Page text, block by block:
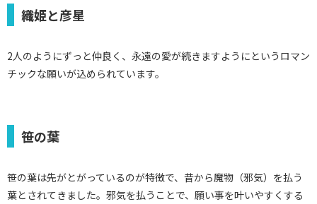
織姫と彦星
2人のようにずっと仲良く、永遠の愛が続きますようにというロマン
チックな願いが込められています。
笹の葉
笹の葉は先がとがっているのが特徴で、昔から魔物（邪気）を払う
葉とされてきました。邪気を払うことで、願い事を叶いやすくする